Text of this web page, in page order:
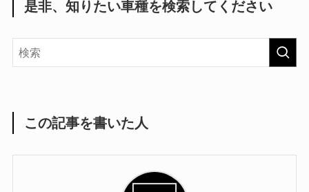
是非、知りたい車種を検索してください
この記事を書いた人